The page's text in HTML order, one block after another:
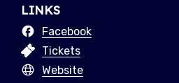
LINKS
Facebook
Tickets
Website